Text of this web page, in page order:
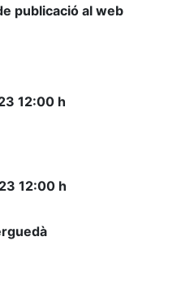
publicació al web
12:00 h
12:00 h